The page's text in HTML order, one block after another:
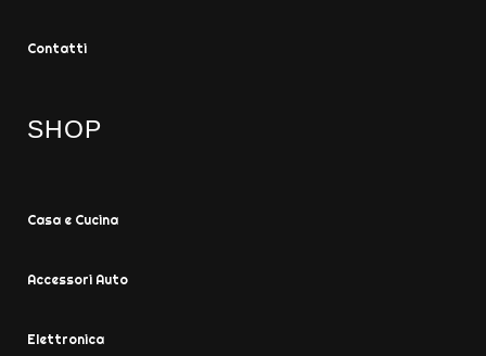
Contatti
SHOP
Casa e Cucina
Accessori Auto
Elettronica